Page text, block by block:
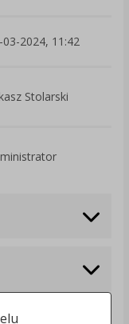
03-2024, 11:42
Stolarski
poprzedniej strony »